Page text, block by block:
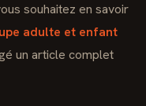
souhaitez en savoir
adulte et enfant
un article complet